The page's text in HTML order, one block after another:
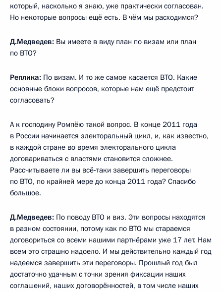
который, насколько я знаю, уже практически согласован.
Но некоторые вопросы ещё есть. В чём мы расходимся?
Д.Медведев: Вы имеете в виду план по визам или план
по ВТО?
Реплика: По визам. И то же самое касается ВТО. Какие
основные блоки вопросов, которые нам ещё предстоит
согласовать?
А к господину Ромпёю такой вопрос. В конце 2011 года
в России начинается электоральный цикл, и, как известно,
в каждой стране во время электорального цикла
договариваться с властями становится сложнее.
Рассчитываете ли вы всё‑таки завершить переговоры
по ВТО, по крайней мере до конца 2011 года? Спасибо
большое.
Д.Медведев: По поводу ВТО и виз. Эти вопросы находятся
в разном состоянии, потому как по ВТО мы стараемся
договориться со всеми нашими партнёрами уже 17 лет. Нам
всем это страшно надоело. И мы действительно каждый год
надеемся завершить эти переговоры. Прошлый год был
достаточно удачным с точки зрения фиксации наших
соглашений, наших договорённостей, в том числе наших